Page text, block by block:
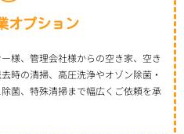
オプション
様、管理会社様からの空き家、空き
時の清掃、高圧洗浄やオゾン除菌・
菌、特殊清掃まで幅広くご依頼を承